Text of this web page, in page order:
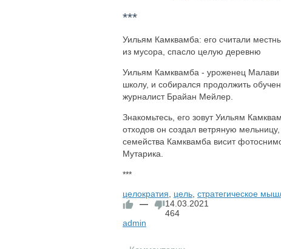
***
Уильям Камквамба: его считали
из мусора, спасло целую деревню
Уильям Камквамба - уроженец Малави
школу, и собирался продолжить
журналист Брайан Мейлер.
Знакомьтесь, его зовут Уильям
отходов он создал ветряную
семейства Камквамба висит
Мутарика.
***
целократия, цель, стратегическое
—
14.03.2021
464
admin